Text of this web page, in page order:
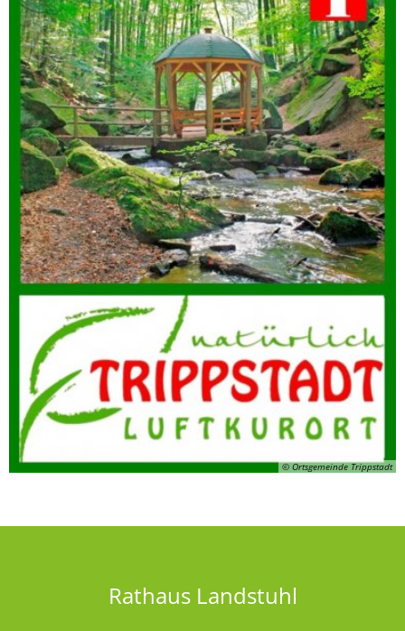
© Ortsgemeinde Trippstadt
Rathaus Landstuhl